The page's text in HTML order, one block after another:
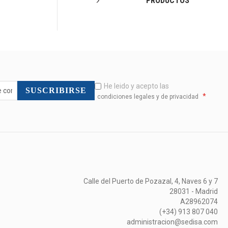
SUSCRIBIRSE He leido y acepto las
condiciones legales y de privacidad *
Calle del Puerto de Pozazal, 4, Naves 6 y 7
28031 - Madrid
A28962074
(+34) 913 807 040
administracion@sedisa.com